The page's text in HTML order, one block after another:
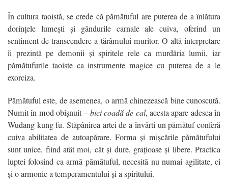
În cultura taoistă, se crede că pămătuful are puterea de a înlătura
dorințele lumești și gândurile carnale ale cuiva, oferind un
sentiment de transcendere a tărâmului muritor. O altă interpretare
îi prezintă pe demonii și spiritele rele ca murdăria lumii, iar
pămătufurile taoiste ca instrumente magice cu puterea de a le
exorciza.
Pămătuful este, de asemenea, o armă chinezească bine cunoscută.
Numit în mod obişnuit – bici coadă de cal, acesta apare adesea în
Wudang kung fu. Stăpânirea artei de a învârti un pămătuf conferă
cuiva abilitatea de autoapărare. Forma și mișcările pămătufului
sunt unice, fiind atât moi, cât și dure, grațioase și libere. Practica
luptei folosind ca armă pămătuful, necesită nu numai agilitate, ci
și o armonie a temperamentului și a spiritului.